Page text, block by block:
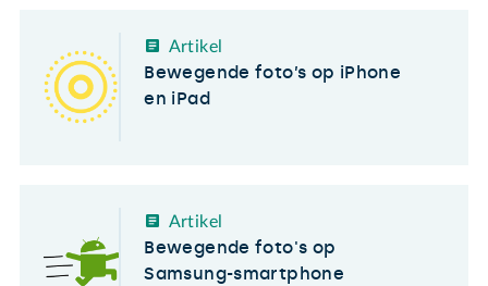
Artikel
Bewegende foto’s op iPhone
en iPad
Artikel
Bewegende foto's op
Samsung-smartphone